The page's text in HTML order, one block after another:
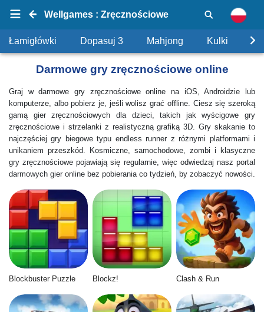
Darmowe gry zręcznościowe online
Graj w darmowe gry zręcznościowe online na iOS, Androidzie lub
komputerze, albo pobierz je, jeśli wolisz grać offline. Ciesz się szeroką
gamą gier zręcznościowych dla dzieci, takich jak wyścigowe gry
zręcznościowe i strzelanki z realistyczną grafiką 3D. Gry skakanie to
najczęściej gry biegowe typu endless runner z różnymi platformami i
unikaniem przeszkód. Kosmiczne, samochodowe, zombi i klasyczne
gry zręcznościowe pojawiają się regularnie, więc odwiedzaj nasz portal
darmowych gier online bez pobierania co tydzień, by zobaczyć nowości.
Wellgames : Zręcznościowe
Łamigłówki Dopasuj 3 Mahjong Kulki
Blockbuster Puzzle Blockz! Clash & Run